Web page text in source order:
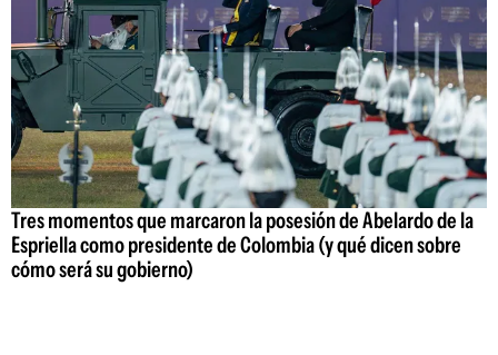
Tres momentos que marcaron la posesión de Abelardo de la
Espriella como presidente de Colombia (y qué dicen sobre
cómo será su gobierno)